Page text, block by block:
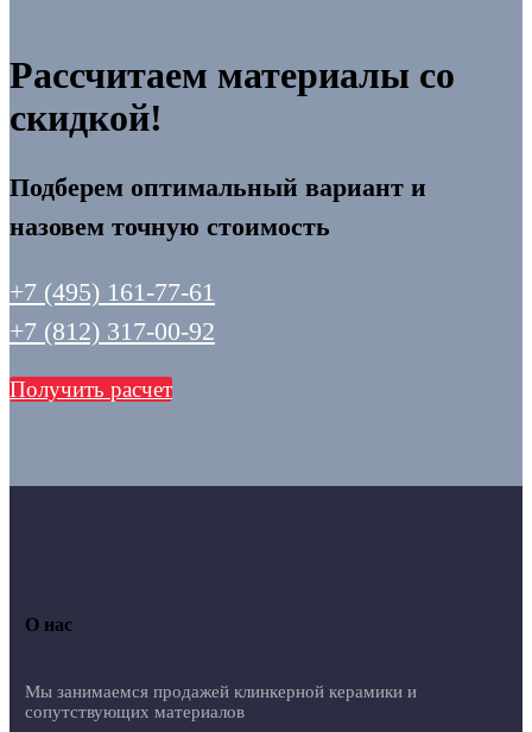
Рассчитаем материалы со
скидкой!
Подберем оптимальный вариант и
назовем точную стоимость
+7 (495) 161-77-61
+7 (812) 317-00-92
Получить расчет
О нас
Мы занимаемся продажей клинкерной керамики и
сопутствующих материалов